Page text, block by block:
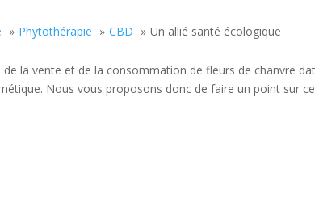
Phytothérapie CBD Un allié santé écologique
la vente et de la consommation de fleurs de chanvre
Nous vous proposons donc de faire un point sur